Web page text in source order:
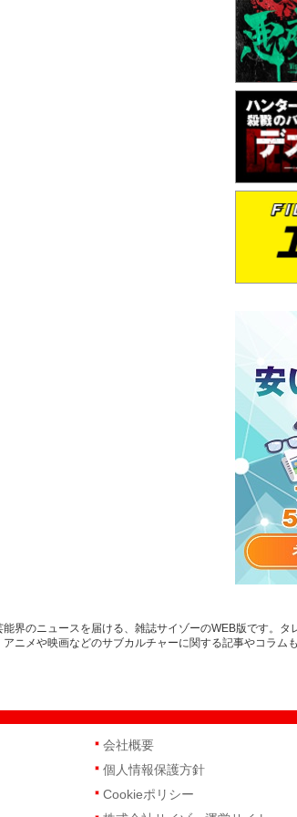
界のニュースを届ける、雑誌サイゾーのWEB版です。
メや映画などのサブカルチャーに関する記事やコラムも
会社概要
個人情報保護方針
Cookieポリシー